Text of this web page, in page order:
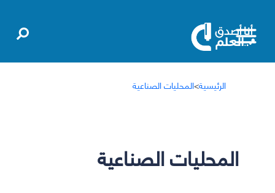
الرئيسية>المحليات الصناعية
المحليات الصناعية